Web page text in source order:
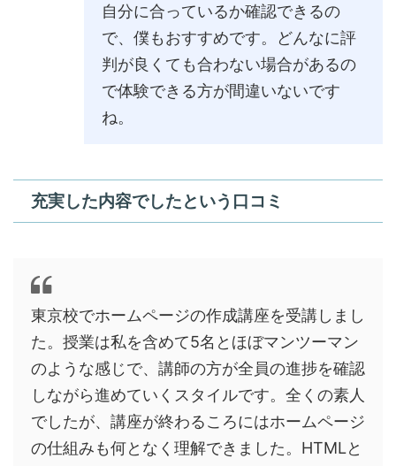
自分に合っているか確認できるの
で、僕もおすすめです。どんなに評
判が良くても合わない場合があるの
で体験できる方が間違いないです
ね。
充実した内容でしたという口コミ
東京校でホームページの作成講座を受講しまし
た。授業は私を含めて5名とほぼマンツーマン
のような感じで、講師の方が全員の進捗を確認
しながら進めていくスタイルです。全くの素人
でしたが、講座が終わるころにはホームページ
の仕組みも何となく理解できました。HTMLと